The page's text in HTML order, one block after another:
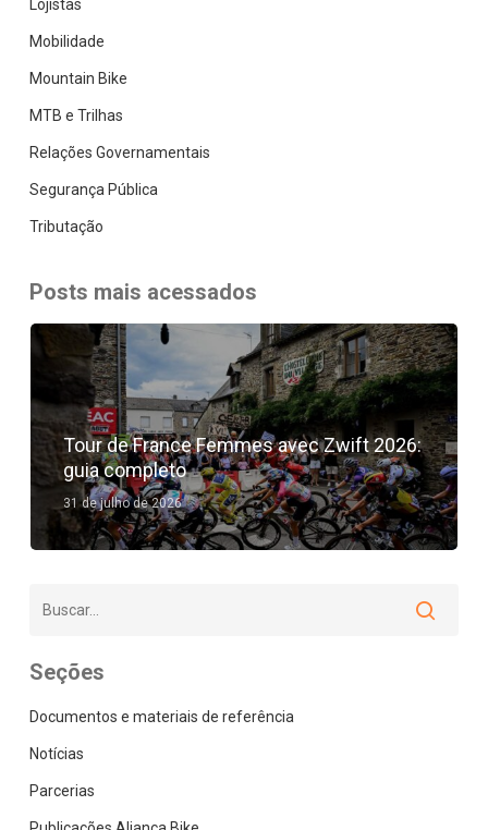
Lojistas
Mobilidade
Mountain Bike
MTB e Trilhas
Relações Governamentais
Segurança Pública
Tributação
Posts mais acessados
Tour de France Femmes avec Zwift 2026:
guia completo
31 de julho de 2026
Seções
Documentos e materiais de referência
Notícias
Parcerias